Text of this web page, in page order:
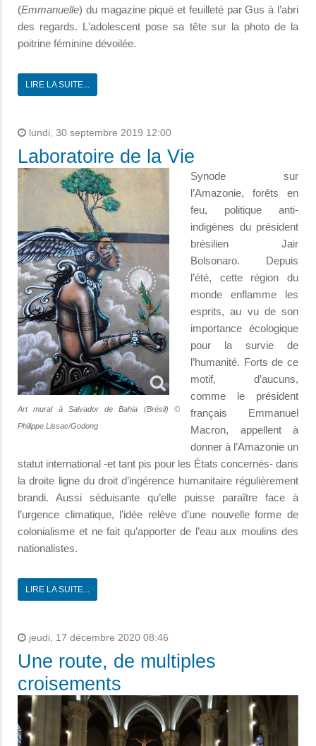
(Emmanuelle) du magazine piqué et feuilleté par Gus à l’abri
des regards. L'adolescent pose sa tête sur la photo de la
poitrine féminine dévoilée.
LIRE LA SUITE...
lundi, 30 septembre 2019 12:00
Laboratoire de la Vie
Art mural à Salvador de Bahia (Brésil) ©
Philippe Lissac/Godong
Synode sur
l’Amazonie, forêts en
feu, politique anti-
indigènes du président
brésilien Jair
Bolsonaro. Depuis
l’été, cette région du
monde enflamme les
esprits, au vu de son
importance écologique
pour la survie de
l’humanité. Forts de ce
motif, d’aucuns,
comme le président
français Emmanuel
Macron, appellent à
donner à l’Amazonie un
statut international -et tant pis pour les États concernés- dans
la droite ligne du droit d’ingérence humanitaire régulièrement
brandi. Aussi séduisante qu’elle puisse paraître face à
l’urgence climatique, l’idée relève d’une nouvelle forme de
colonialisme et ne fait qu’apporter de l’eau aux moulins des
nationalistes.
LIRE LA SUITE...
jeudi, 17 décembre 2020 08:46
Une route, de multiples
croisements